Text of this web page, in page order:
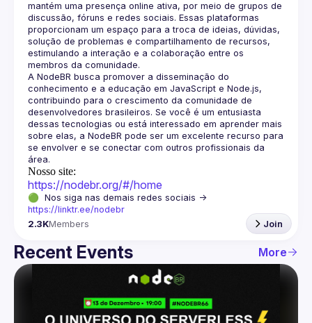
mantém uma presença online ativa, por meio de grupos de
discussão, fóruns e redes sociais. Essas plataformas
proporcionam um espaço para a troca de ideias, dúvidas,
solução de problemas e compartilhamento de recursos,
estimulando a interação e a colaboração entre os
A NodeBR busca promover a disseminação do
conhecimento e a educação em JavaScript e Node.js,
contribuindo para o crescimento da comunidade de
desenvolvedores brasileiros. Se você é um entusiasta
dessas tecnologias ou está interessado em aprender mais
sobre elas, a NodeBR pode ser um excelente recurso para
se envolver e se conectar com outros profissionais da
Nosso site:
https://nodebr.org/#/home
https://linktr.ee/nodebr
2.3KMembers Join
Recent Events More